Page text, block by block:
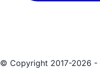
© Copyright 2017-2026 -